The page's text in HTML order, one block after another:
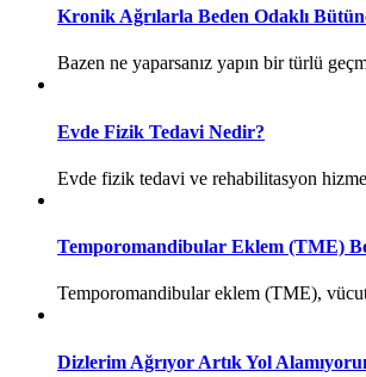
Kronik Ağrılarla Beden Odaklı
Bazen ne yaparsanız yapın bir türlü
Evde Fizik Tedavi Nedir?
Evde fizik tedavi ve rehabilitasyon
Temporomandibular Eklem (TME)
Temporomandibular eklem (TME),
Dizlerim Ağrıyor Artık Yol